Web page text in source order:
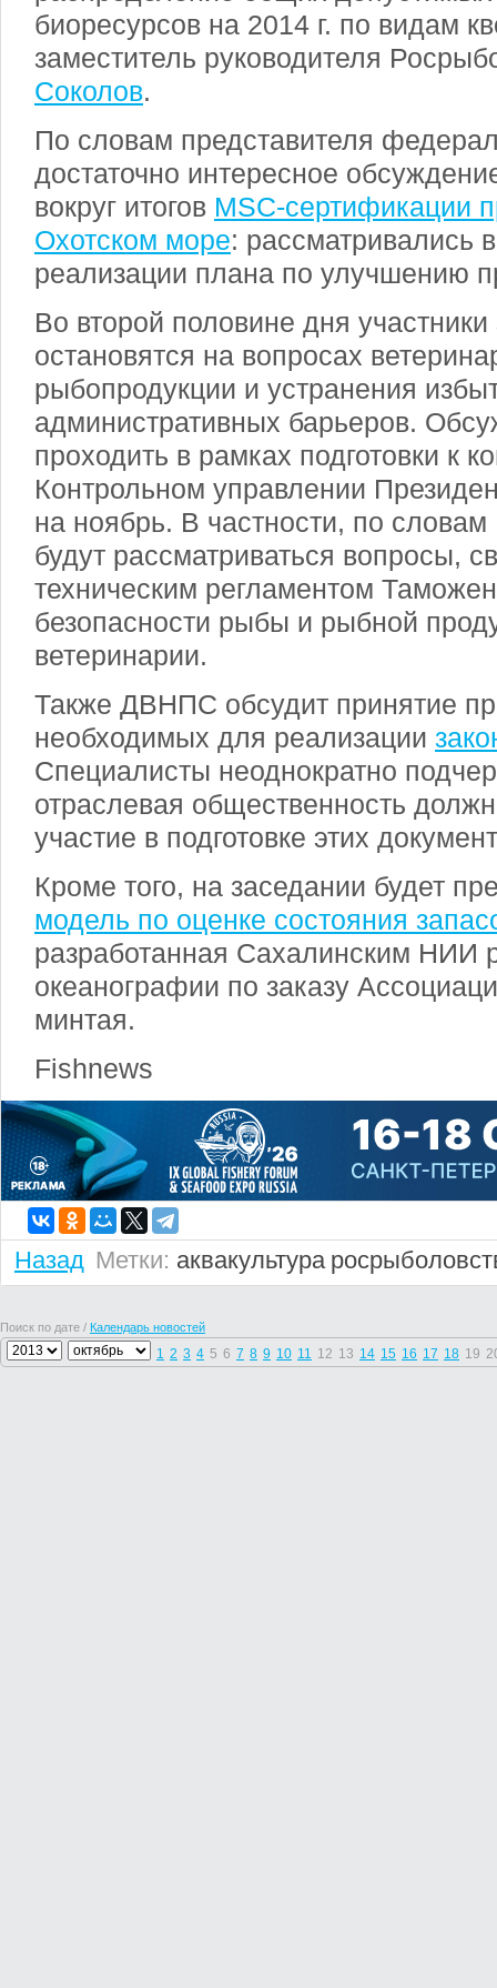
биоресурсов на 2014 г. по видам
заместитель руководителя
Соколов.
По словам представителя
достаточно интересное
вокруг итогов MSC-сертификации
Охотском море: рассматривались
реализации плана по улучшению
Во второй половине дня участники
остановятся на вопросах
рыбопродукции и устранения
административных барьеров.
проходить в рамках подготовки к
Контрольном управлении
на ноябрь. В частности, по
будут рассматриваться вопросы,
техническим регламентом
безопасности рыбы и рыбной
ветеринарии.
Также ДВНПС обсудит принятие
необходимых для реализации
Специалисты неоднократно
отраслевая общественность
участие в подготовке этих
Кроме того, на заседании будет
модель по оценке состояния
разработанная Сахалинским НИИ
океанографии по заказу
минтая.
Fishnews
Назад Метки: аквакультура
Поиск по дате / Календарь новостей
1 2 3 4 5 6 7 8 9 10 11 12 13 14 15 16 17 18 19